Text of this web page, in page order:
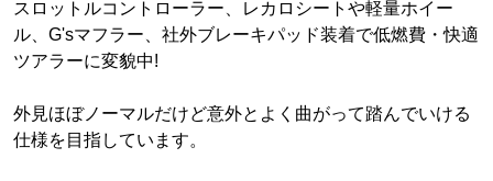
スロットルコントローラー、レカロシートや軽量ホイー
ル、G'sマフラー、社外ブレーキパッド装着で低燃費・快適
ツアラーに変貌中!
外見ほぼノーマルだけど意外とよく曲がって踏んでいける
仕様を目指しています。